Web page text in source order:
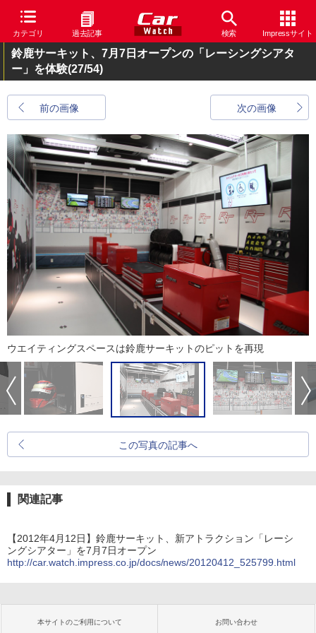
カテゴリ 過去記事 検索 Impressサイト
鈴鹿サーキット、7月7日オープンの「レーシングシアタ
ー」を体験(27/54)
前の画像 次の画像
ウエイティングスペースは鈴鹿サーキットのピットを再現
この写真の記事へ
関連記事
【2012年4月12日】鈴鹿サーキット、新アトラクション「レーシ
ングシアター」を7月7日オープン
http://car.watch.impress.co.jp/docs/news/20120412_525799.html
本サイトのご利用について お問い合わせ